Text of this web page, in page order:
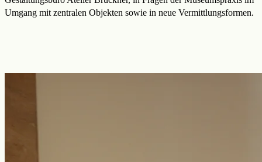
Umgang mit zentralen Objekten sowie in neue Vermittlungsformen.